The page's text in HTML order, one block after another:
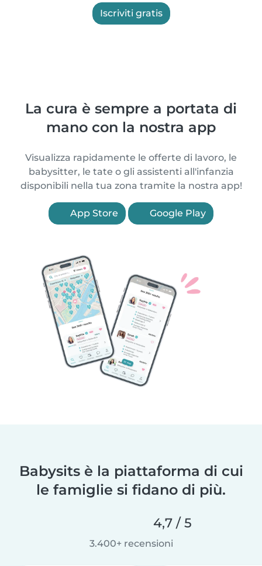
Iscriviti gratis
La cura è sempre a portata di
mano con la nostra app
Visualizza rapidamente le offerte di lavoro, le
babysitter, le tate o gli assistenti all'infanzia
disponibili nella tua zona tramite la nostra app!
App Store Google Play
Babysits è la piattaforma di cui
le famiglie si fidano di più.
4,7 / 5
3.400+ recensioni